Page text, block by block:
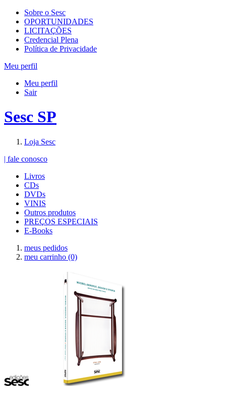
Sobre o Sesc
OPORTUNIDADES
LICITAÇÕES
Credencial Plena
Política de Privacidade
Meu perfil
Meu perfil
Sair
Sesc SP
Loja Sesc
| fale conosco
Livros
CDs
DVDs
VINIS
Outros produtos
PREÇOS ESPECIAIS
E-Books
meus pedidos
meu carrinho (0)